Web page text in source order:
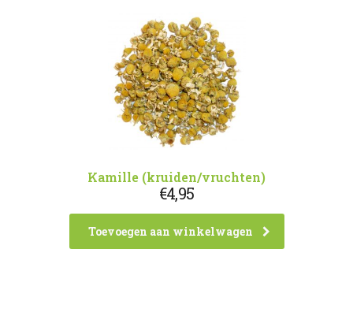
Kamille (kruiden/vruchten)
€4,95
Toevoegen aan winkelwagen